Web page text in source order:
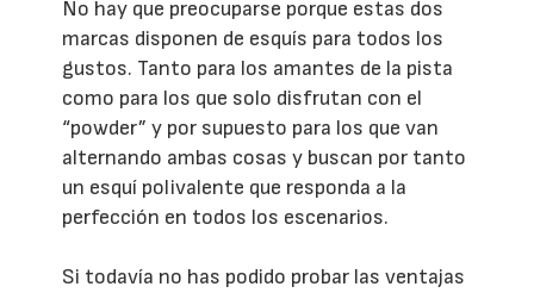
No hay que preocuparse porque estas dos
marcas disponen de esquís para todos los
gustos. Tanto para los amantes de la pista
como para los que solo disfrutan con el
“powder” y por supuesto para los que van
alternando ambas cosas y buscan por tanto
un esquí polivalente que responda a la
perfección en todos los escenarios.
Si todavía no has podido probar las ventajas